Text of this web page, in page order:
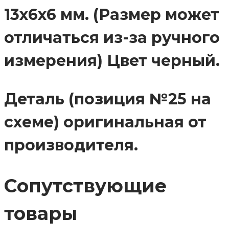
13х6х6 мм. (Размер может
отличаться из-за ручного
измерения) Цвет черный.
Деталь (позиция №25 на
схеме) оригинальная от
производителя.
Сопутствующие
товары